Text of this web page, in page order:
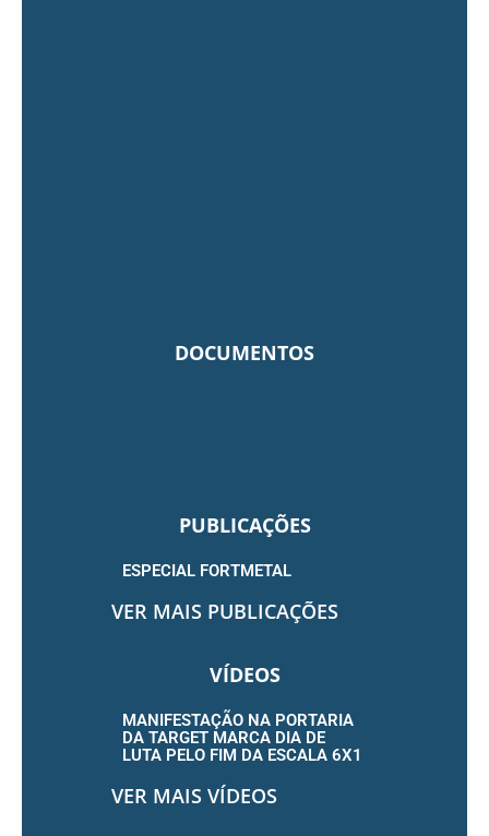
DOCUMENTOS
PUBLICAÇÕES
ESPECIAL FORTMETAL
VER MAIS PUBLICAÇÕES
VÍDEOS
MANIFESTAÇÃO NA PORTARIA
DA TARGET MARCA DIA DE
LUTA PELO FIM DA ESCALA 6X1
VER MAIS VÍDEOS